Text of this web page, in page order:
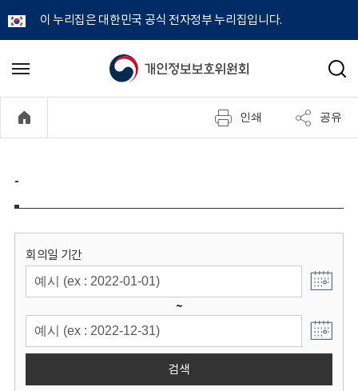
이 누리집은 대한민국 공식 전자정부 누리집입니다.
개
정
보
위
원
회
메
기
검
인쇄 공유
-
회의일 기간
~
검색